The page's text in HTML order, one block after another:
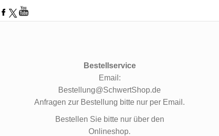
Bestellservice
Email:
Bestellung@SchwertShop.de
Anfragen zur Bestellung bitte nur per Email.
Bestellen Sie bitte nur über den
Onlineshop.